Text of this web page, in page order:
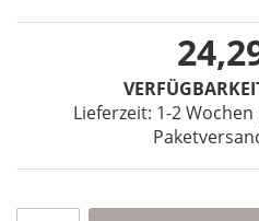
Lieferzeit: 1-2 Wochen